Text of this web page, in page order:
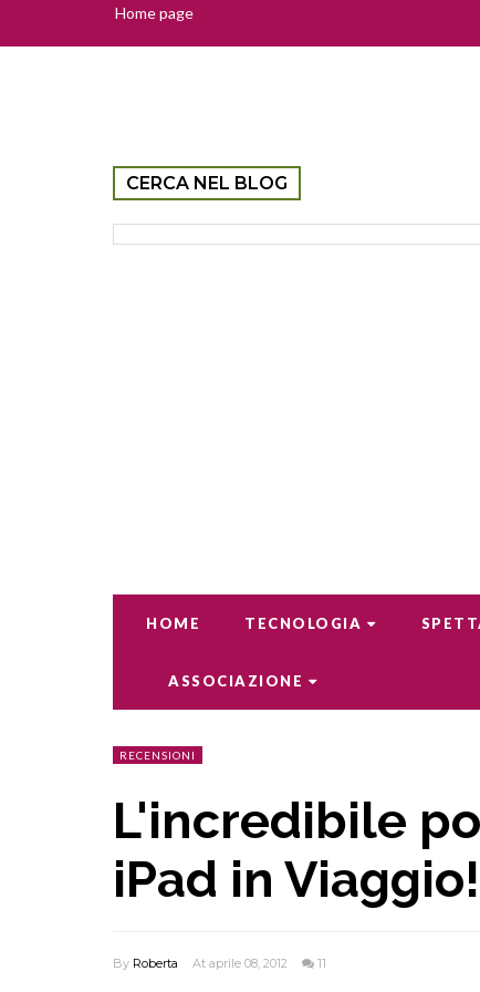
Home page
CERCA NEL BLOG
HOME TECNOLOGIA
ASSOCIAZIONE
RECENSIONI
L'incredibile
iPad in Viaggio!
By Roberta At aprile 08, 2012 11